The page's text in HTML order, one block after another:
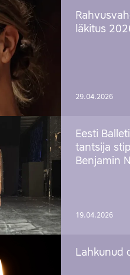
läkitus
29.04.2026
Eesti
tantsija
Benjamin
19.04.2026
Lahkunud